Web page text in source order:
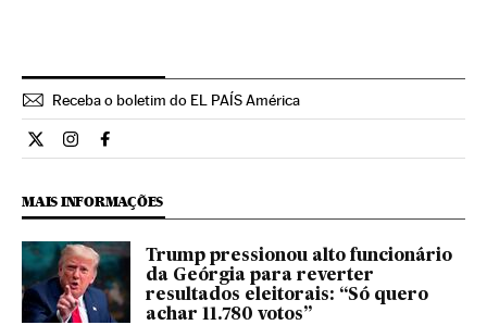
Receba o boletim do EL PAÍS América
Internacional El País Brasil en Twitter
Internacional El País Brasil en Instagram
Internacional El País Brasil en Facebook
MAIS INFORMAÇÕES
Trump pressionou alto funcionário
da Geórgia para reverter
resultados eleitorais: “Só quero
achar 11.780 votos”